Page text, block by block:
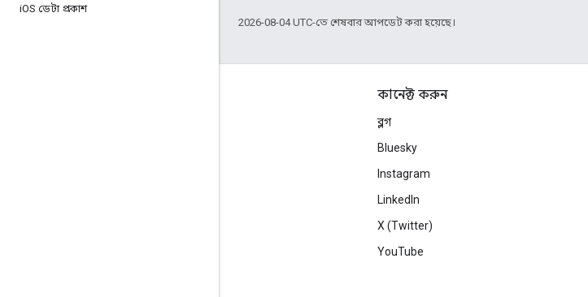
iOS ডেটা প্রকাশ
2026-08-04 UTC-তে শেষবার আপডেট করা হয়েছে।
কানেক্ট করুন
ব্লগ
Bluesky
Instagram
LinkedIn
X (Twitter)
YouTube